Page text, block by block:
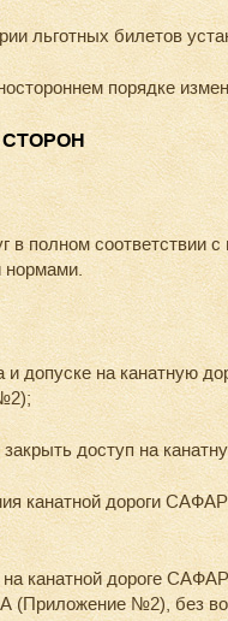
льготных билетов
порядке
в полном
нормами.
и допуске на канатную
доступ на
канатной дороги
канатной дороге
№2), без